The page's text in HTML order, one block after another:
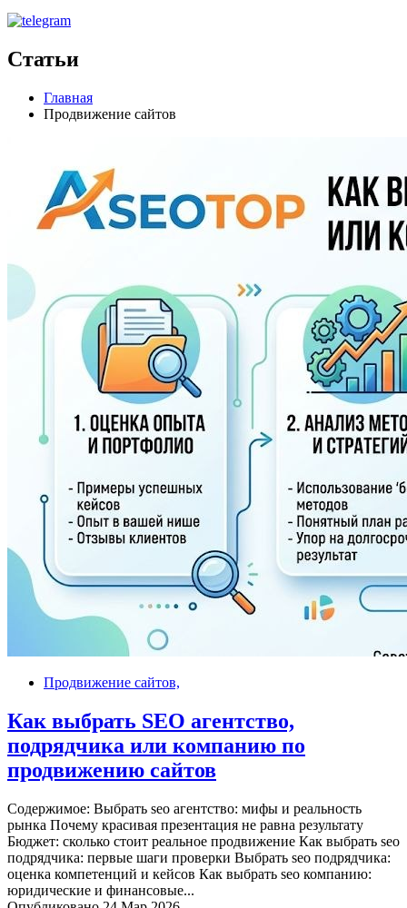
Статьи
Главная
Продвижение сайтов
Продвижение сайтов,
Как выбрать SEO агентство,
подрядчика или компанию по
продвижению сайтов
Содержимое: Выбрать seo агентство: мифы и реальность
рынка Почему красивая презентация не равна результату
Бюджет: сколько стоит реальное продвижение Как выбрать seo
подрядчика: первые шаги проверки Выбрать seo подрядчика:
оценка компетенций и кейсов Как выбрать seo компанию:
юридические и финансовые...